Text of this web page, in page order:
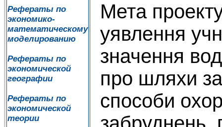
Рефераты по
экономико-
математическому
моделированию
Рефераты по
экономической
географии
Рефераты по
экономической
теории
Мета
уявлення
значення
про шляхи
способи